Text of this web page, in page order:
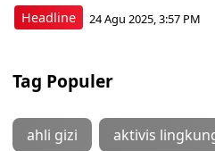
Headline 24 Agu 2025, 3:57 PM
Tag Populer
ahli gizi aktivis